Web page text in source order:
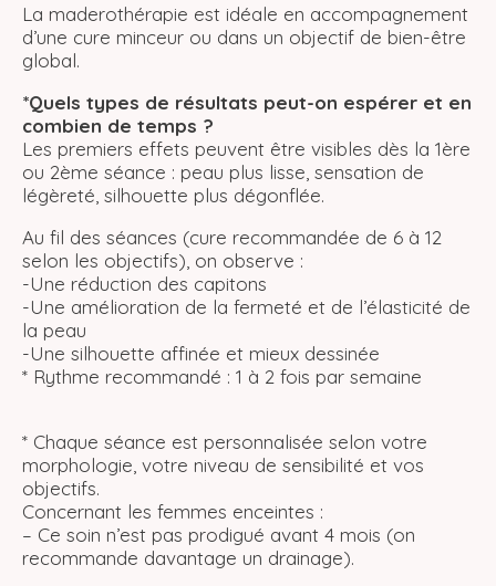
La maderothérapie est idéale en accompagnement
d’une cure minceur ou dans un objectif de bien-être
global.
*Quels types de résultats peut-on espérer et en
combien de temps ?
Les premiers effets peuvent être visibles dès la 1ère
ou 2ème séance : peau plus lisse, sensation de
légèreté, silhouette plus dégonflée.
Au fil des séances (cure recommandée de 6 à 12
selon les objectifs), on observe :
-Une réduction des capitons
-Une amélioration de la fermeté et de l’élasticité de
la peau
-Une silhouette affinée et mieux dessinée
* Rythme recommandé : 1 à 2 fois par semaine
* Chaque séance est personnalisée selon votre
morphologie, votre niveau de sensibilité et vos
objectifs.
Concernant les femmes enceintes :
– Ce soin n’est pas prodigué avant 4 mois (on
recommande davantage un drainage).